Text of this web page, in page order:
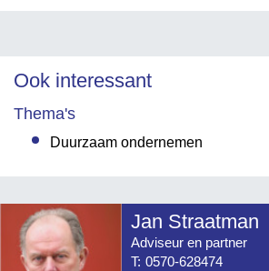
Ook interessant
Thema's
Duurzaam ondernemen
Jan Straatman
Adviseur en partner
T: 0570-628474